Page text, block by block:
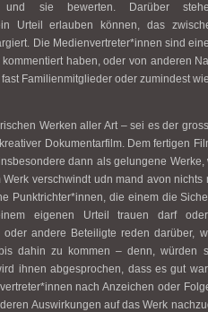
und sie bewerten. Darüber
Urteil erlauben können, das
Die Medienvertreter*innen sind
haben, oder von anderen
Familienmitglieder oder zumindest
Werken aller Art – sei es der
Dokumentarfilm. Dem fertigen
dann als gelungene Werke,
verschwindt udn mand avon nichts
Punktrichter*innen, die einem die
eigenen Urteil trauen darf
oder andere Beteiligte reden darüber,
dahin zu kommen – denn, würden
ihnen abgesprochen, dass es gut
nach Anzeichen oder
Auswirkungen auf das Werk